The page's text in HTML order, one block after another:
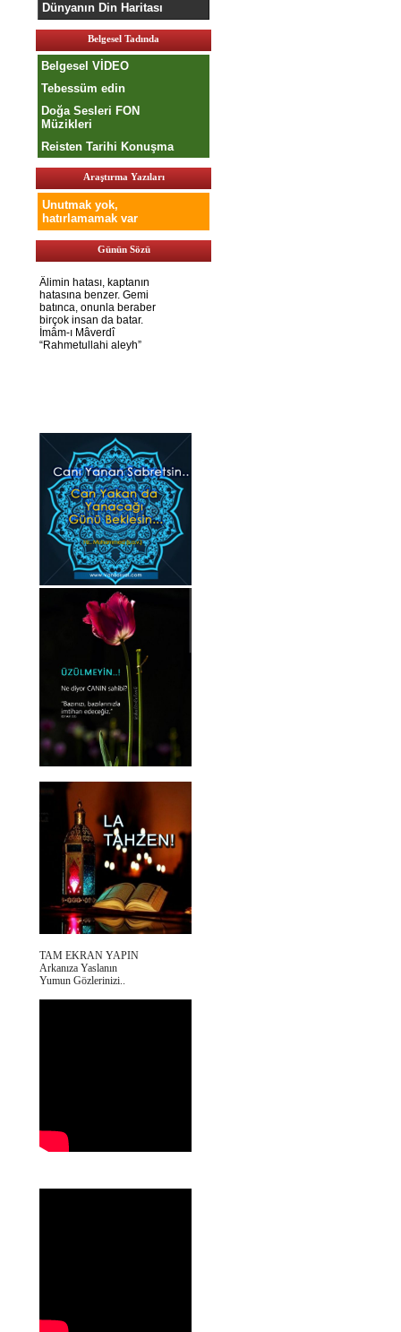
Dünyanın Din Haritası
Belgesel Tadında
Belgesel VİDEO
Tebessüm edin
Doğa Sesleri FON
Müzikleri
Reisten Tarihi Konuşma
Araştırma Yazıları
Unutmak yok,
hatırlamamak var
Günün Sözü
TAM EKRAN YAPIN
Arkanıza Yaslanın
Yumun Gözlerinizi..